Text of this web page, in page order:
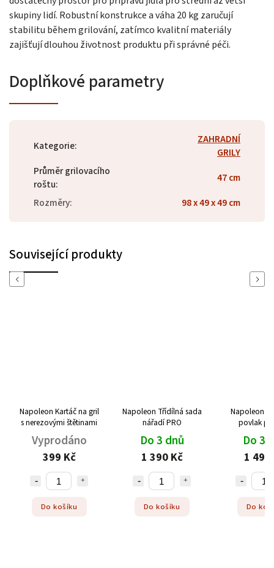
skupiny lidí. Robustní konstrukce a váha 20 kg zaručují
stabilitu během grilování, zatímco kvalitní materiály
zajišťují dlouhou životnost produktu při správné péči.
Doplňkové parametry
Kategorie:
ZAHRADNÍ
GRILY
Průměr grilovacího
roštu:
47 cm
Rozměry: 98 x 49 x 49 cm
Související produkty
Previous
Napoleon Kartáč na gril
s nerezovými štětinami
Vyprodáno
399 Kč
Do košíku
Napoleon Třídílná sada
nářadí PRO
Do 3 dnů
1 390 Kč
Do košíku
Napoleon
povlak
Do 3
1 490
Do
Next